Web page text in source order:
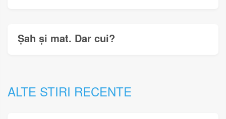
Șah și mat. Dar cui?
ALTE STIRI RECENTE